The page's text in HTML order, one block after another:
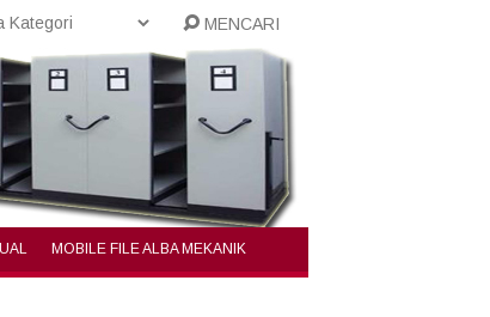
MENCARI
MOBILE FILE ALBA MEKANIK